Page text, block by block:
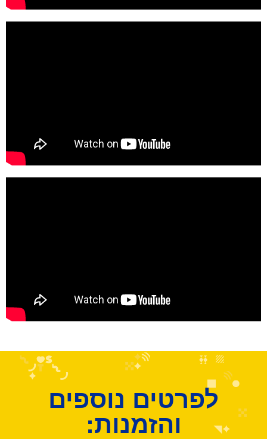
לפרטים נוספים
והזמנות: